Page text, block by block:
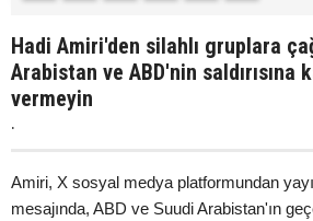
Hadi Amiri'den silahlı gruplara
Arabistan ve ABD'nin saldırısına
vermeyin
.
Amiri, X sosyal medya platformundan
mesajında, ABD ve Suudi Arabistan'ın